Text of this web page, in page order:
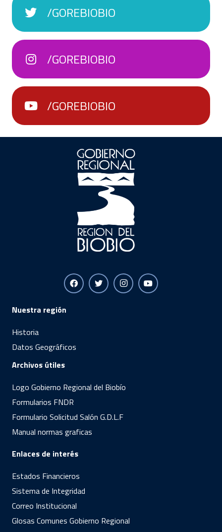
/GOREBIOBIO
/GOREBIOBIO
/GOREBIOBIO
Nuestra región
Historia
Datos Geográficos
Archivos útiles
Logo Gobierno Regional del Biobío
Formularios FNDR
Formulario Solicitud Salón G.D.L.F
Manual normas graficas
Enlaces de interés
Estados Financieros
Sistema de Integridad
Correo Institucional
Glosas Comunes Gobierno Regional